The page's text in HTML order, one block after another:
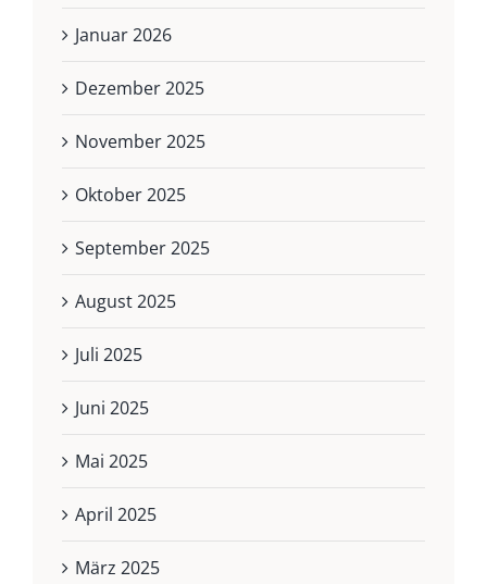
Januar 2026
Dezember 2025
November 2025
Oktober 2025
September 2025
August 2025
Juli 2025
Juni 2025
Mai 2025
April 2025
März 2025